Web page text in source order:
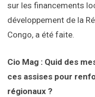
sur les financements
développement de la
Congo, a été faite.
Cio Mag : Quid des
ces assises pour
régionaux ?